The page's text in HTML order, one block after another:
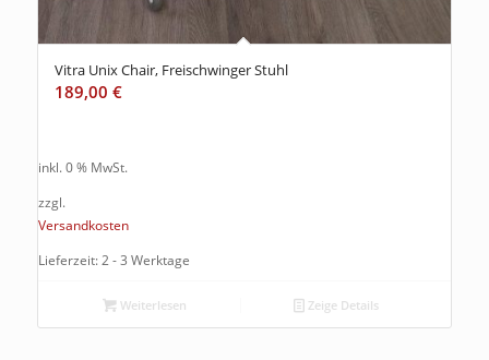
Vitra Unix Chair, Freischwinger Stuhl
189,00 €
inkl. 0 % MwSt.
zzgl.
Versandkosten
Lieferzeit: 2 - 3 Werktage
Weiterlesen Zeige Details